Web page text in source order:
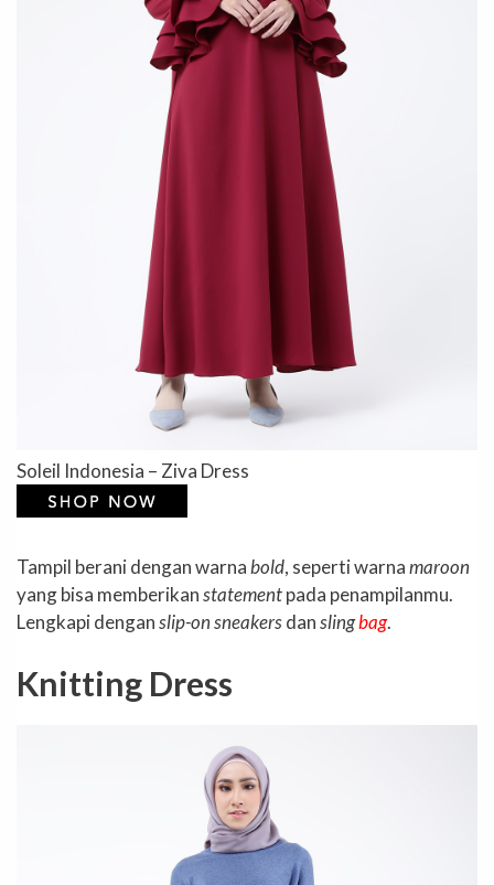
Soleil Indonesia – Ziva Dress
Tampil berani dengan warnabold, seperti warnamaroon
yang bisa memberikanstatementpada penampilanmu.
Lengkapi denganslip-on sneakersdanslingbag.
Knitting Dress